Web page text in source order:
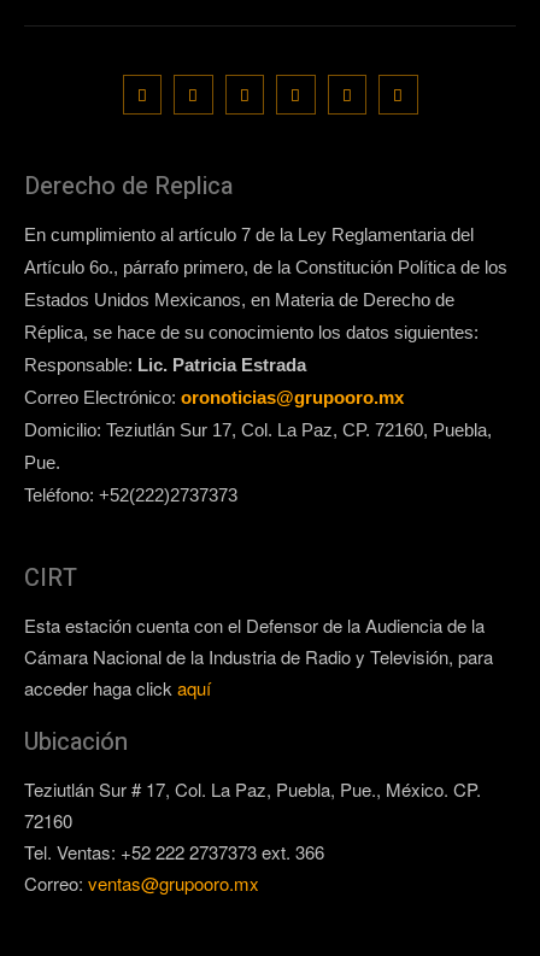
Derecho de Replica
En cumplimiento al artículo 7 de la Ley Reglamentaria del
Artículo 6o., párrafo primero, de la Constitución Política de los
Estados Unidos Mexicanos, en Materia de Derecho de
Réplica, se hace de su conocimiento los datos siguientes:
Responsable: Lic. Patricia Estrada
Correo Electrónico: oronoticias@grupooro.mx
Domicilio: Teziutlán Sur 17, Col. La Paz, CP. 72160, Puebla,
Pue.
Teléfono: +52(222)2737373
CIRT
Esta estación cuenta con el Defensor de la Audiencia de la
Cámara Nacional de la Industria de Radio y Televisión, para
acceder haga click aquí
Ubicación
Teziutlán Sur # 17, Col. La Paz, Puebla, Pue., México. CP.
72160
Tel. Ventas: +52 222 2737373 ext. 366
Correo: ventas@grupooro.mx